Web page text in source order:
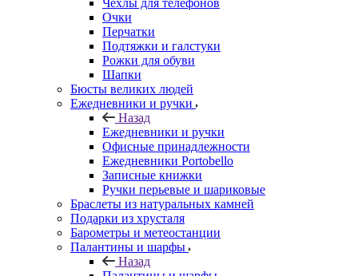
Чехлы для телефонов
Очки
Перчатки
Подтяжки и галстуки
Рожки для обуви
Шапки
Бюсты великих людей
Ежедневники и ручки
Назад
Ежедневники и ручки
Офисные принадлежности
Ежедневники Portobello
Записные книжки
Ручки перьевые и шариковые
Браслеты из натуральных камней
Подарки из хрусталя
Барометры и метеостанции
Палантины и шарфы
Назад